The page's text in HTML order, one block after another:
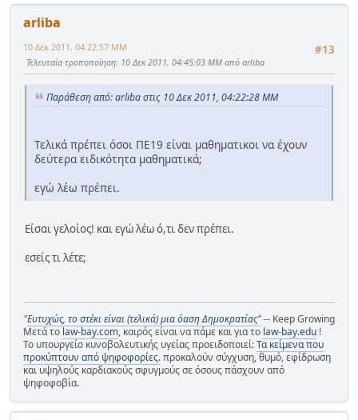
arliba
#13
10 Δεκ 2011, 04:22:57 ΜΜ
Τελευταία τροποποίηση: 10 Δεκ 2011, 04:45:03 ΜΜ από arliba
Παράθεση από: arliba στις 10 Δεκ 2011, 04:22:28 ΜΜ
Τελικά πρέπει όσοι ΠΕ19 είναι μαθηματικοι να έχουν
δεύτερα ειδικότητα μαθηματικά;
εγώ λέω πρέπει.
Είσαι γελοίος! και εγώ λέω ό,τι δεν πρέπει.
εσείς τι λέτε;
"Ευτυχώς, το στέκι είναι (τελικά) μια όαση Δημοκρατίας"-- Keep Growing
Μετά το law-bay.com, καιρός είναι να πάμε και για το law-bay.edu !
Το υπουργείο κυνοβολευτικής υγείας προειδοποιεί:Τα κείμενα που
προκύπτουν από ψηφοφορίες.προκαλούν σύγχυση, θυμό, εφίδρωση
και υψηλούς καρδιακούς σφυγμούς σε όσους πάσχουν από
ψηφοφοβία.